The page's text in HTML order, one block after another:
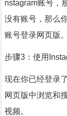
nstagram账号，
没有账号，那么
账号登录网页版。
步骤3：使用
现在你已经登录
网页版中浏览和
视频。